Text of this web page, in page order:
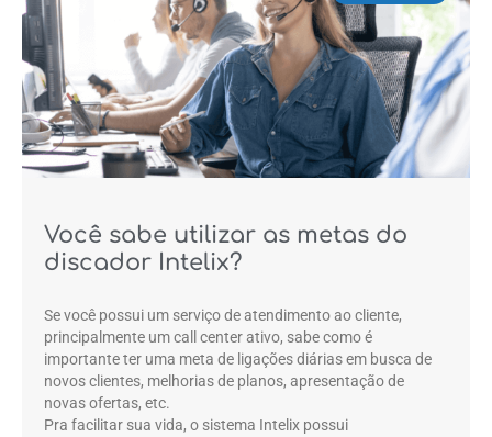
Você sabe utilizar as metas do
discador Intelix?
Se você possui um serviço de atendimento ao cliente,
principalmente um call center ativo, sabe como é
importante ter uma meta de ligações diárias em busca de
novos clientes, melhorias de planos, apresentação de
novas ofertas, etc.
Pra facilitar sua vida, o sistema Intelix possui